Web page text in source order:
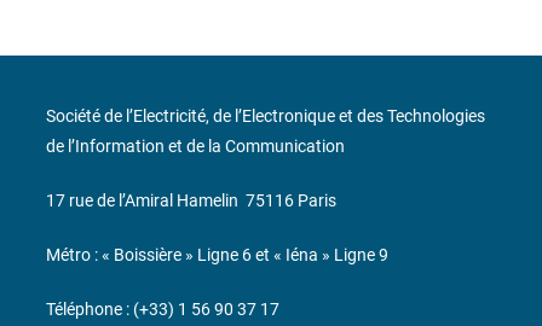
Société de l’Electricité, de l’Electronique et des Technologies
de l’Information et de la Communication
17 rue de l’Amiral Hamelin 75116 Paris
Métro : « Boissière » Ligne 6 et « Iéna » Ligne 9
Téléphone : (+33) 1 56 90 37 17